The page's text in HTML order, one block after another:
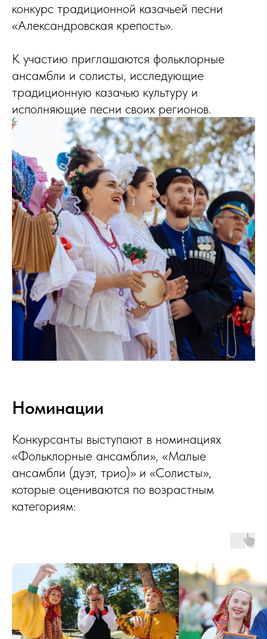
конкурс традиционной казачьей песни
«Александровская крепость».
К участию приглашаются фольклорные
ансамбли и солисты, исследующие
традиционную казачью культуру и
исполняющие песни своих регионов.
Номинации
Конкурсанты выступают в номинациях
«Фольклорные ансамбли», «Малые
ансамбли (дуэт, трио)» и «Солисты»,
которые оцениваются по возрастным
категориям: